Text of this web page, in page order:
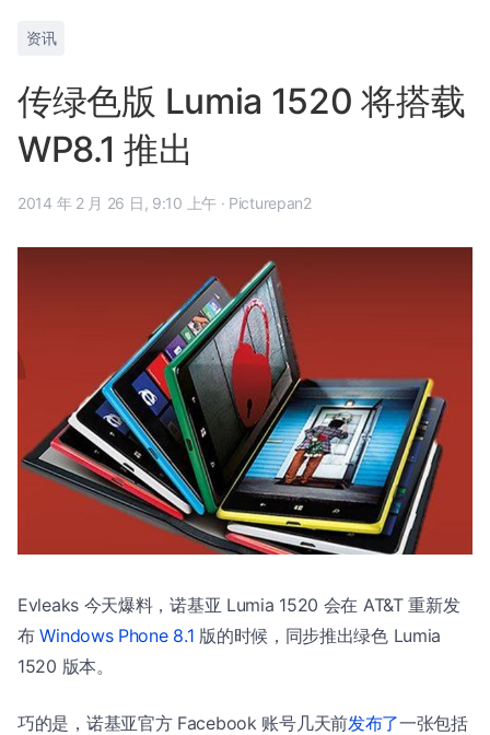
资讯
传绿色版 Lumia 1520 将搭载
WP8.1 推出
2014 年 2 月 26 日, 9:10 上午 · Picturepan2
Evleaks 今天爆料，诺基亚 Lumia 1520 会在 AT&T 重新发
布Windows Phone 8.1 版的时候，同步推出绿色 Lumia
1520 版本。
巧的是，诺基亚官方 Facebook 账号几天前发布了一张包括